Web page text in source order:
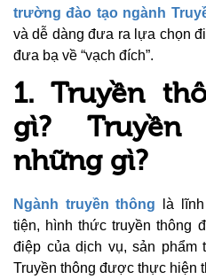
trường đào tạo ngành
và dễ dàng đưa ra lựa chọn
đưa bạ về “vạch đích”.
1. Truyền
gì?
những gì?
Ngành truyền thông là
tiện, hình thức truyền thông
điệp của dịch vụ, sản
Truyền thông được thực hiện